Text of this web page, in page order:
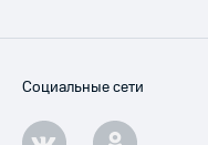
Социальные сети